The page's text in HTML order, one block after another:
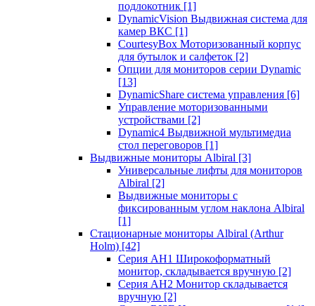
подлокотник [1]
DynamicVision Выдвижная система для
камер ВКС [1]
CourtesyBox Моторизованный корпус
для бутылок и салфеток [2]
Опции для мониторов серии Dynamic
[13]
DynamicShare система управления [6]
Управление моторизованными
устройствами [2]
Dynamic4 Выдвижной мультимедиа
стол переговоров [1]
Выдвижные мониторы Albiral [3]
Универсальные лифты для мониторов
Albiral [2]
Выдвижные мониторы с
фиксированным углом наклона Albiral
[1]
Стационарные мониторы Albiral (Arthur
Holm) [42]
Серия AH1 Широкоформатный
монитор, складывается вручную [2]
Серия AH2 Монитор складывается
вручную [2]